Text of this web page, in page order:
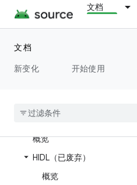
文档
文档
新变化
开始使用
概览
硬件抽象层 (HAL)
概览
HIDL（已废弃）
概览